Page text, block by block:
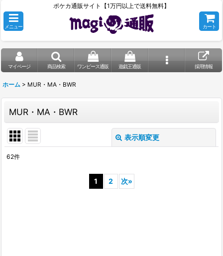
ポケカ通販サイト【1万円以上で送料無料】
メニュー カート
マイページ 商品検索 ワンピース通販 遊戯王通販 採用情報
ホーム > MUR・MA・BWR
MUR・MA・BWR
表示順変更
62件
1 2 次»